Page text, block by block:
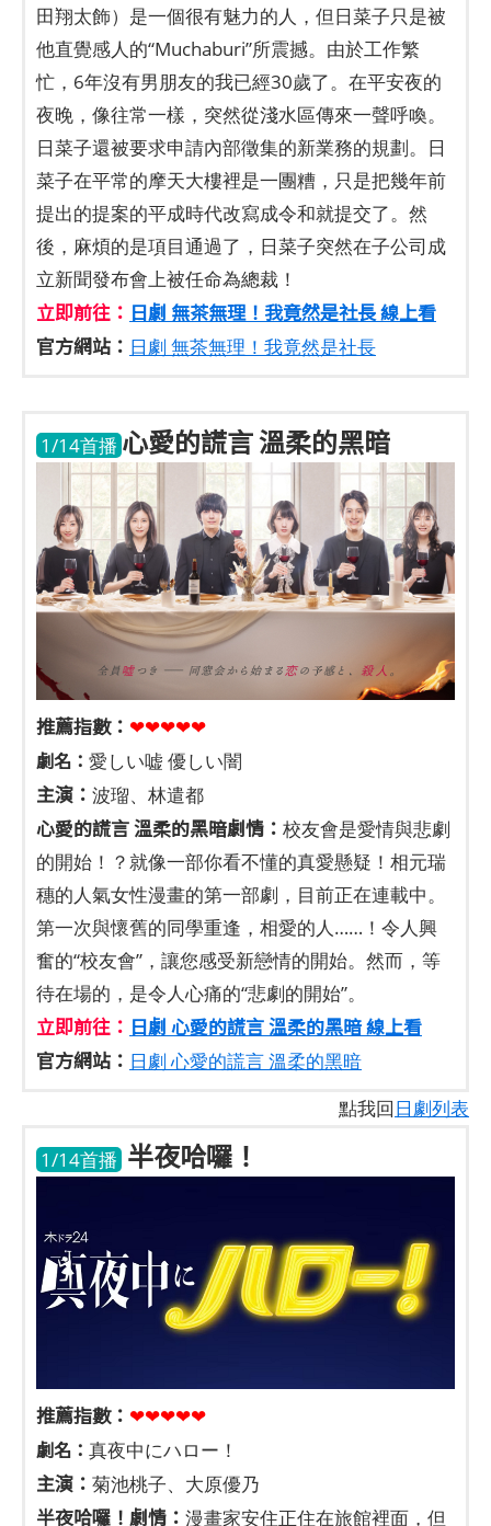
田翔太飾）是一個很有魅力的人，但日菜子只是被
他直覺感人的“Muchaburi”所震撼。由於工作繁
忙，6年沒有男朋友的我已經30歲了。在平安夜的
夜晚，像往常一樣，突然從淺水區傳來一聲呼喚。
日菜子還被要求申請內部徵集的新業務的規劃。日
菜子在平常的摩天大樓裡是一團糟，只是把幾年前
提出的提案的平成時代改寫成令和就提交了。然
後，麻煩的是項目通過了，日菜子突然在子公司成
立新聞發布會上被任命為總裁！
立即前往： 日劇 無茶無理！我竟然是社長 線上看
官方網站： 日劇 無茶無理！我竟然是社長
1/14首播心愛的謊言 溫柔的黑暗
推薦指數： ❤❤❤❤❤
劇名： 愛しい嘘 優しい闇
主演： 波瑠、林遣都
心愛的謊言 溫柔的黑暗劇情： 校友會是愛情與悲劇
的開始！？就像一部你看不懂的真愛懸疑！相元瑞
穗的人氣女性漫畫的第一部劇，目前正在連載中。
第一次與懷舊的同學重逢，相愛的人……！令人興
奮的“校友會”，讓您感受新戀情的開始。然而，等
待在場的，是令人心痛的“悲劇的開始”。
立即前往： 日劇 心愛的謊言 溫柔的黑暗 線上看
官方網站： 日劇 心愛的謊言 溫柔的黑暗
點我回日劇列表
1/14首播 半夜哈囉！
推薦指數： ❤❤❤❤❤
劇名： 真夜中にハロー！
主演： 菊池桃子、大原優乃
半夜哈囉！劇情： 漫畫家安住正住在旅館裡面，但